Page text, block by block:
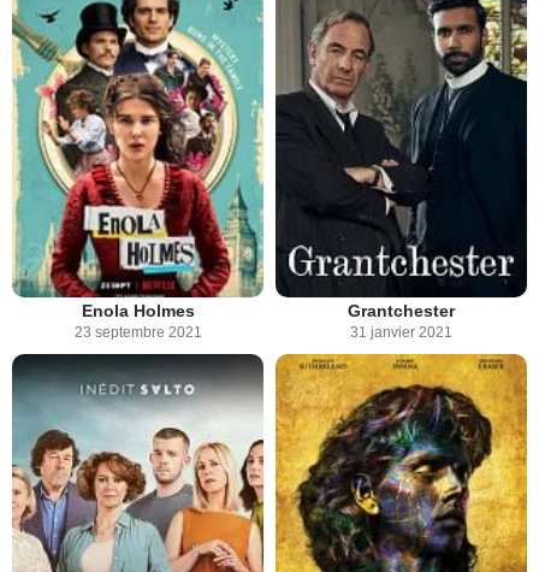
Enola Holmes
23 septembre 2021
Grantchester
31 janvier 2021